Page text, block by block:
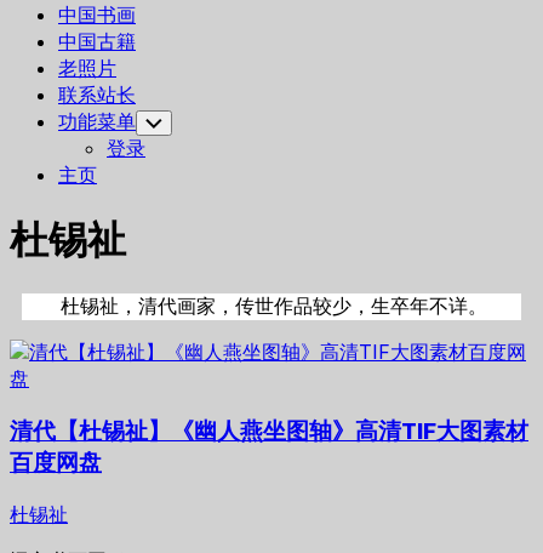
中国书画
中国古籍
老照片
联系站长
功能菜单 Toggle
Child
Menu
登录
主页
杜锡祉
杜锡祉，清代画家，传世作品较少，生卒年不详。
清代【杜锡祉】《幽人燕坐图轴》高清TIF大图素材
百度网盘
杜锡祉